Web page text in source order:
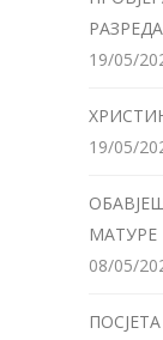
РАЗРЕДА
19/05/
19/05/
МАТУРЕ
08/05/